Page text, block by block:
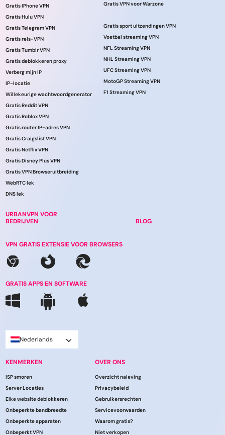
Gratis IPhone VPN
Gratis Hulu VPN
Gratis Telegram VPN
Gratis reis-VPN
Gratis Tumblr VPN
Gratis deblokkeren proxy
Verberg mijn IP
IP-locatie
Willekeurige wachtwoordgenerator
Gratis Reddit VPN
Gratis Roblox VPN
Gratis router IP-adres VPN
Gratis Craigslist VPN
Gratis Netflix VPN
Gratis Disney Plus VPN
Gratis VPN Browseruitbreiding
WebRTC lek
DNS lek
URBANVPN VOOR
BEDRIJVEN
Gratis VPN voor Warzone
Gratis sport uitzendingen VPN
Voetbal streaming VPN
NFL Streaming VPN
NHL Streaming VPN
UFC Streaming VPN
MotoGP Streaming VPN
F1 Streaming VPN
BLOG
VPN GRATIS EXTENSIE VOOR BROWSERS
GRATIS APPS EN SOFTWARE
Nederlands
KENMERKEN
ISP smoren
Server Locaties
Elke website deblokkeren
Onbeperkte bandbreedte
Onbeperkte apparaten
Onbeperkt VPN
OVER ONS
Overzicht naleving
Privacybeleid
Gebruikersrechten
Servicevoorwaarden
Waarom gratis?
Niet verkopen